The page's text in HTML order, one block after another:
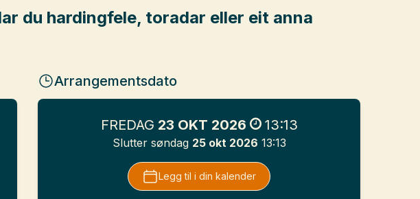
du hardingfele, toradar eller eit anna
Arrangementsdato
FREDAG 23 OKT 2026 13:13
Slutter søndag 25 okt 2026 13:13
Legg til i din kalender